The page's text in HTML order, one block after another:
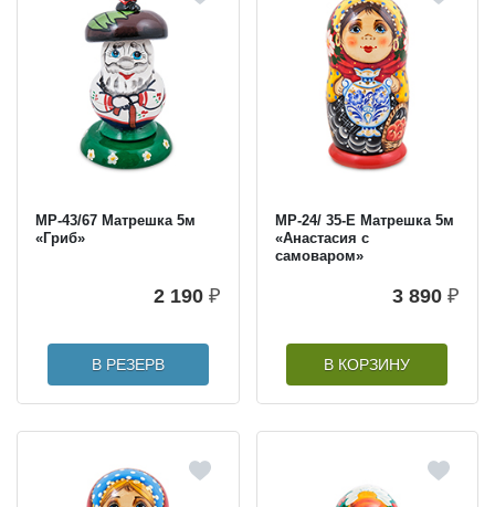
МР-43/67 Матрешка 5м
«Гриб»
2 190 ₽
В РЕЗЕРВ
МР-24/ 35-E Матрешка 5м
«Анастасия с
самоваром»
3 890 ₽
В КОРЗИНУ